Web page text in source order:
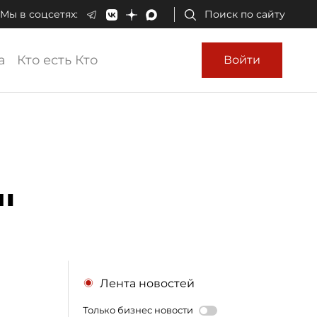
Мы в соцсетях: Поиск по сайту
Кто есть Кто Войти
Лента новостей
Только бизнес новости